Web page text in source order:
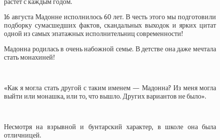
растет с каждым годом.
16 августа Мадонне исполнилось 60 лет. В честь этого мы подготовили
подборку сумасшедших фактов, скандальных выходок и ярких цитат
одной из самых эпатажных исполнительниц современности!
Мадонна родилась в очень набожной семье. В детстве она даже мечтала
стать монахиней!
«Как я могла стать другой с таким именем — Мадонна? Из меня могла
выйти или монашка, или то, что вышло. Других вариантов не было».
Несмотря на взрывной и бунтарский характер, в школе она была
отличницей.